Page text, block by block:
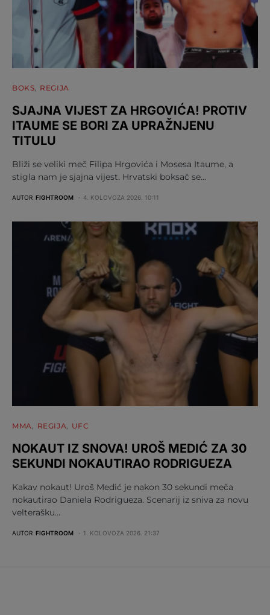
BOKS REGIJA
SJAJNA VIJEST ZA HRGOVIĆA! PROTIV
ITAUME SE BORI ZA UPRAŽNJENU
TITULU
Bliži se veliki meč Filipa Hrgovića i Mosesa Itaume, a
stigla nam je sjajna vijest. Hrvatski boksač se…
AUTOR FIGHTROOM 4. KOLOVOZA 2026. 10:11
MMA REGIJA UFC
NOKAUT IZ SNOVA! UROŠ MEDIĆ ZA 30
SEKUNDI NOKAUTIRAO RODRIGUEZA
Kakav nokaut! Uroš Medić je nakon 30 sekundi meča
nokautirao Daniela Rodrigueza. Scenarij iz sniva za novu
velterašku…
AUTOR FIGHTROOM 1. KOLOVOZA 2026. 21:37